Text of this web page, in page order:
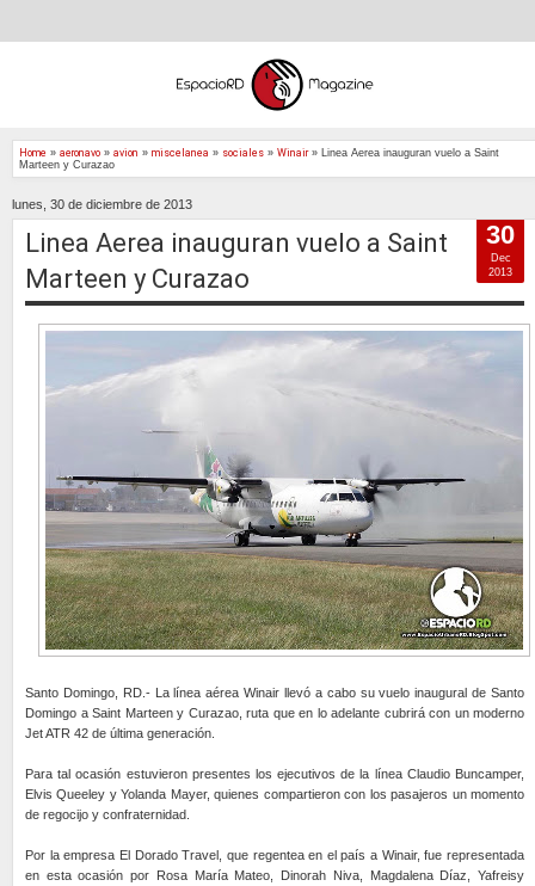
Home » aeronavo » avion » miscelanea » sociales » Winair»
Linea Aerea inauguran vuelo a Saint
Marteen y Curazao
lunes, 30 de diciembre de 2013
Linea Aerea inauguran vuelo a Saint
Marteen y Curazao
Santo Domingo, RD.- La línea aérea Winair llevó a cabo su vuelo inaugural de Santo
Domingo a Saint Marteen y Curazao, ruta que en lo adelante cubrirá con un moderno
Jet ATR 42 de última generación.
Para tal ocasión estuvieron presentes los ejecutivos de la línea Claudio Buncamper,
Elvis Queeley y Yolanda Mayer, quienes compartieron con los pasajeros un momento
de regocijo y confraternidad.
Por la empresa El Dorado Travel, que regentea en el país a Winair, fue representada
en esta ocasión por Rosa María Mateo, Dinorah Niva, Magdalena Díaz, Yafreisy
30
Dec
2013